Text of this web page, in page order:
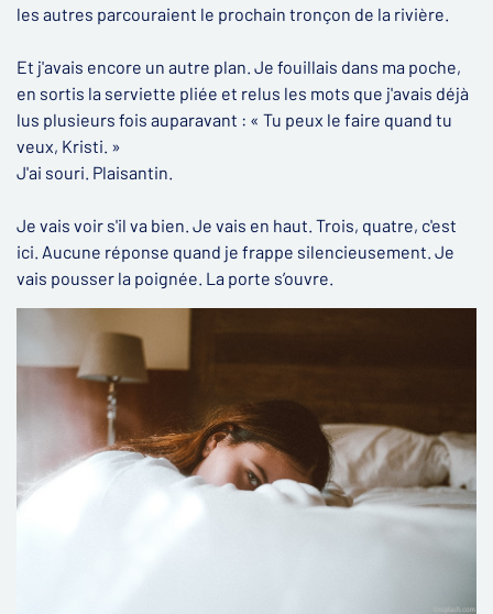
les autres parcouraient le prochain tronçon de la rivière.
Et j'avais encore un autre plan. Je fouillais dans ma poche,
en sortis la serviette pliée et relus les mots que j'avais déjà
lus plusieurs fois auparavant : « Tu peux le faire quand tu
veux, Kristi. »
J'ai souri. Plaisantin.
Je vais voir s'il va bien. Je vais en haut. Trois, quatre, c'est
ici. Aucune réponse quand je frappe silencieusement. Je
vais pousser la poignée. La porte s’ouvre.